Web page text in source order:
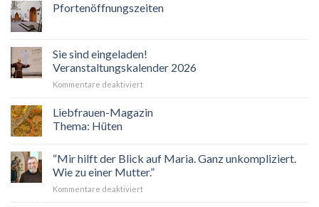
Pfortenöffnungszeiten
Sie sind eingeladen!
Veranstaltungskalender 2026
Kommentare deaktiviertfür
sind
Liebfrauen-Magazin
Thema: Hüten
“Mir hilft der Blick auf Maria. Ganz unkompliziert.
Wie zu einer Mutter.”
Kommentare deaktiviertfür